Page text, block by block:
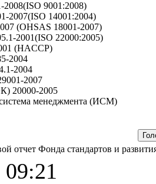
9001:2008)
14001:2004)
(OHSAS 18001-2007)
2001(ISO 22000:2005)
(HACCP)
2004
2004
2007
20000-2005
менеджмента (ИСМ)
отчет Фонда стандартов и